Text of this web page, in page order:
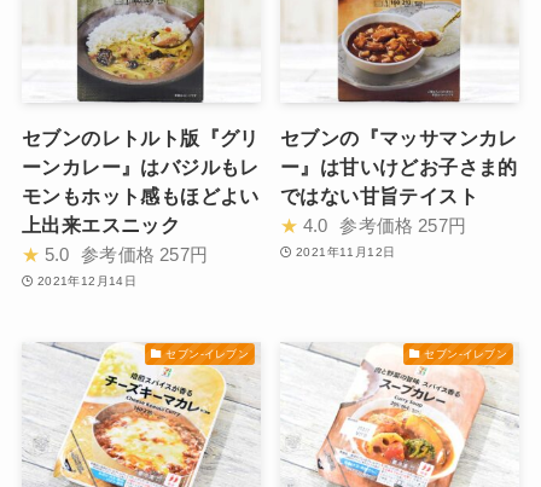
セブンのレトルト版『グリ
ーンカレー』はバジルもレ
モンもホット感もほどよい
上出来エスニック
★ 5.0 参考価格 257円
2021年12月14日
セブンの『マッサマンカレ
ー』は甘いけどお子さま的
ではない甘旨テイスト
★ 4.0 参考価格 257円
2021年11月12日
セブン-イレブン セブン-イレブン